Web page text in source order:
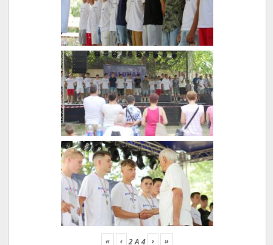
« ‹ 2A 4 › »